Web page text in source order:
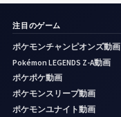
注目のゲーム
ポケモンチャンピオンズ動画
Pokémon LEGENDS Z-A動画
ポケポケ動画
ポケモンスリープ動画
ポケモンユナイト動画